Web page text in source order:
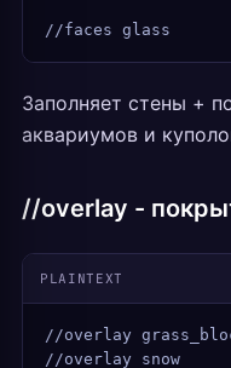
//faces glass
Заполняет стены +
аквариумов и
//overlay -
PLAINTEXT
//overlay
//overlay snow